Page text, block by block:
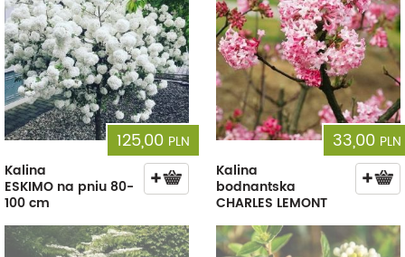
125,00 PLN
Kalina
ESKIMO na pniu 80-
100 cm
33,00 PLN
Kalina
bodnantska
CHARLES LEMONT